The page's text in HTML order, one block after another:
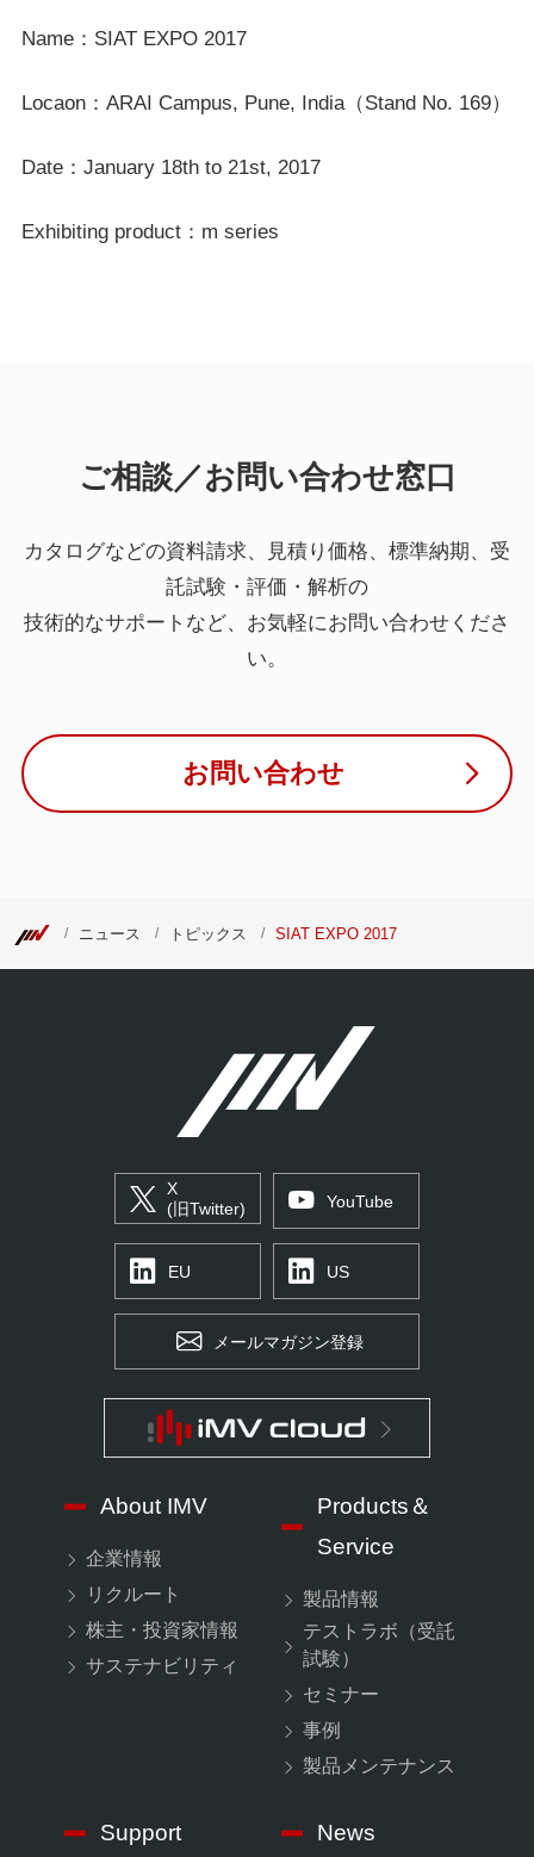
Name：SIAT EXPO 2017
Locaon：ARAI Campus, Pune, India（Stand No. 169）
Date：January 18th to 21st, 2017
Exhibiting product：m series
ご相談／お問い合わせ窓口
カタログなどの資料請求、見積り価格、標準納期、受
託試験・評価・解析の
技術的なサポートなど、お気軽にお問い合わせくださ
い。
お問い合わせ
ニュース トピックス SIAT EXPO 2017
X
(旧Twitter)
YouTube
EU US
メールマガジン登録
About IMV
企業情報
リクルート
株主・投資家情報
サステナビリティ
Products＆
Service
製品情報
テストラボ（受託
試験）
セミナー
事例
製品メンテナンス
Support News